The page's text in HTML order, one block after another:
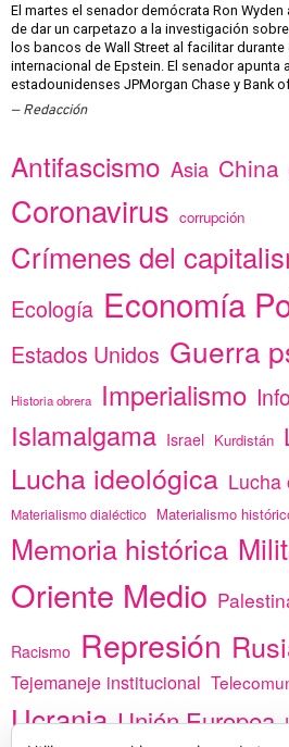
El martes el senador demócrata Ron
de dar un carpetazo a la investigación
los bancos de Wall Street al facilitar
internacional de Epstein. El senador apunta
estadounidenses JPMorgan Chase y Bank
Redacción
Antifascismo Asia China
Coronavirus corrupción
Crímenes del
Ecología Economía
Estados Unidos Guerra
Historia obrera Imperialismo
Islamalgama Israel Kurdistán
Lucha ideológica Lucha
Materialismo dialéctico Materialismo
Memoria histórica
Oriente Medio
Racismo Represión
Tejemaneje institucional
Ucrania Unión Europea